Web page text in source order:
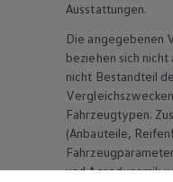
Ausstattungen.
Die angegebenen
beziehen sich nicht
nicht Bestandteil
Fahrzeugtypen.
(Anbauteile,
und Aerodynamik